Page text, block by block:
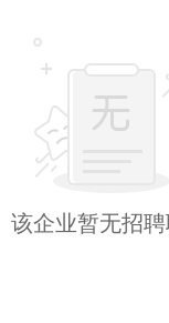
该企业暂无招